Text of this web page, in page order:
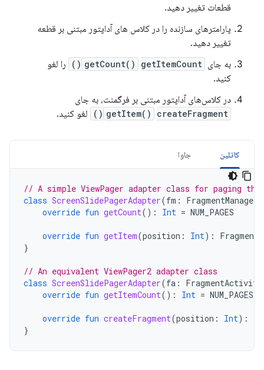
قطعات تغییر دهید.
پارامترهای سازنده را در کلاس های آداپتور مبتنی بر قطعه
تغییر دهید.
به جای
getCount() getItemCount()
را لغو
کنید.
در کلاس‌های آداپتور مبتنی بر فرگمنت، به جای
getItem() createFragment() لغو کنید.
کاتلین جاوا
// A simple ViewPager adapter class for paging
class ScreenSlidePagerAdapter(fm : FragmentManager
override fun getCount(): Int = NUM_PAGES
override fun getItem(position : Int): Fragment
}
// An equivalent ViewPager2 adapter class
class ScreenSlidePagerAdapter(fa : FragmentActivity
override fun getItemCount(): Int = NUM_PAGES
override fun createFragment(position : Int):
}